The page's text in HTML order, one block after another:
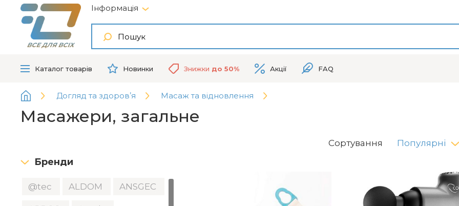
ВСЕ ДЛЯ ВСІХ
Інформація
Каталог товарів Новинки Знижки до 50% Акції FAQ
Догляд та здоровʼя Масаж та відновлення
Масажери, загальне
Бренди
@tec ALDOM ANSGEC
Сортування Популярні